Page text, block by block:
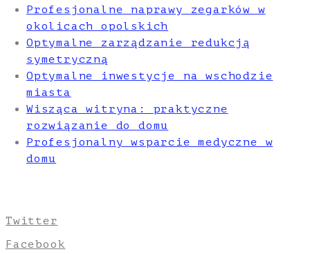
Profesjonalne naprawy zegarków w
okolicach opolskich
Optymalne zarządzanie redukcją
symetryczną
Optymalne inwestycje na wschodzie
miasta
Wisząca witryna: praktyczne
rozwiązanie do domu
Profesjonalny wsparcie medyczne w
domu
Twitter
Facebook